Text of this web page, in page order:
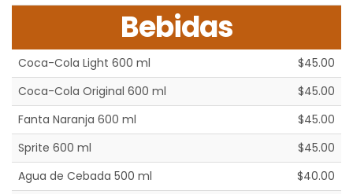
Bebidas
Coca-Cola Light 600 ml
$45.00
Coca-Cola Original 600 ml
$45.00
Fanta Naranja 600 ml
$45.00
Sprite 600 ml
$45.00
Agua de Cebada 500 ml
$40.00